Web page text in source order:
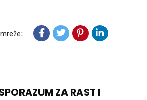
ZA RAST I